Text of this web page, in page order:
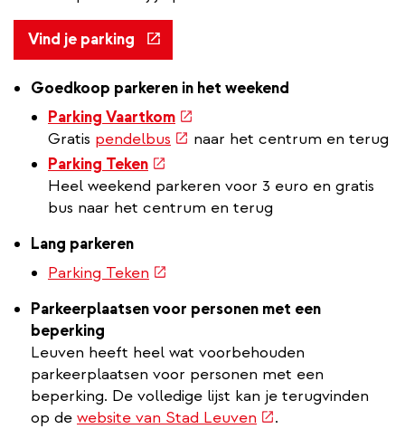
Vind je parking (externe
link)
Goedkoop parkeren in het weekend
Parking Vaartkom(externe
link)
Gratis pendelbus (externe
naar het centrum en terug
Parking Teken(externe
link)
Heel weekend parkeren voor 3 euro en gratis
bus naar het centrum en terug
Lang parkeren
Parking Teken (externe
Parkeerplaatsen voor personen met een
beperking
Leuven heeft heel wat voorbehouden
parkeerplaatsen voor personen met een
beperking. De volledige lijst kan je terugvinden
op de website van Stad Leuven (externe
.